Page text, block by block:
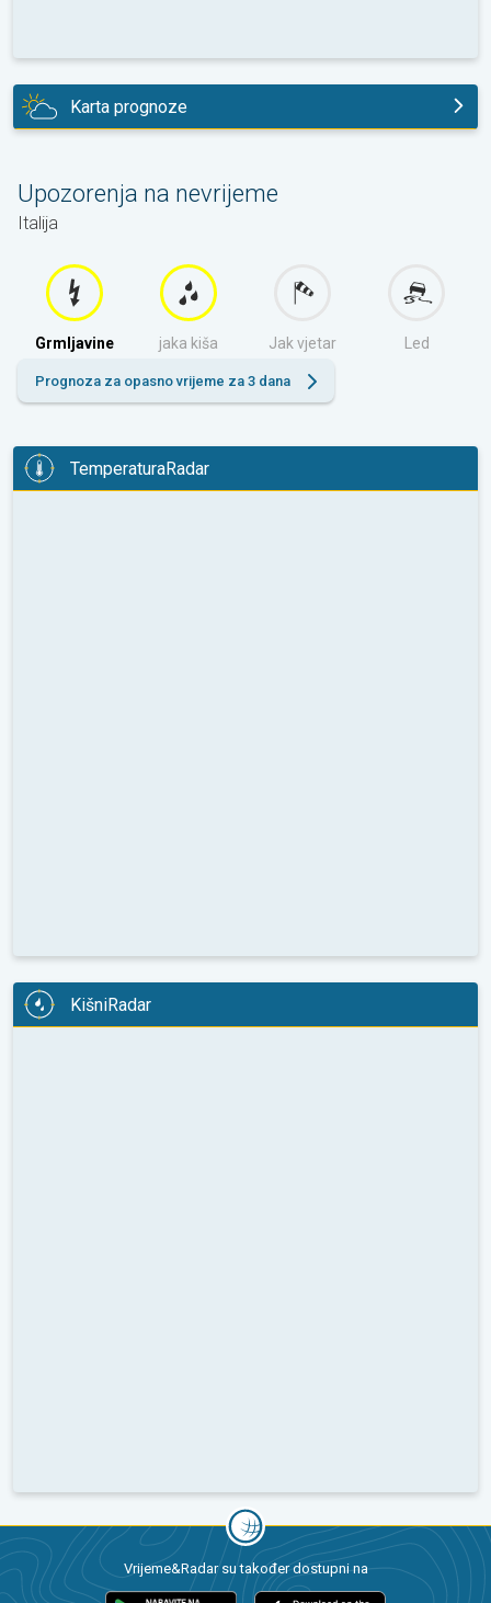
Karta prognoze
Upozorenja na nevrijeme
Italija
Grmljavine jaka kiša Jak vjetar Led
Prognoza za opasno vrijeme za 3 dana
TemperaturaRadar
KišniRadar
Vrijeme&Radar su također dostupni na